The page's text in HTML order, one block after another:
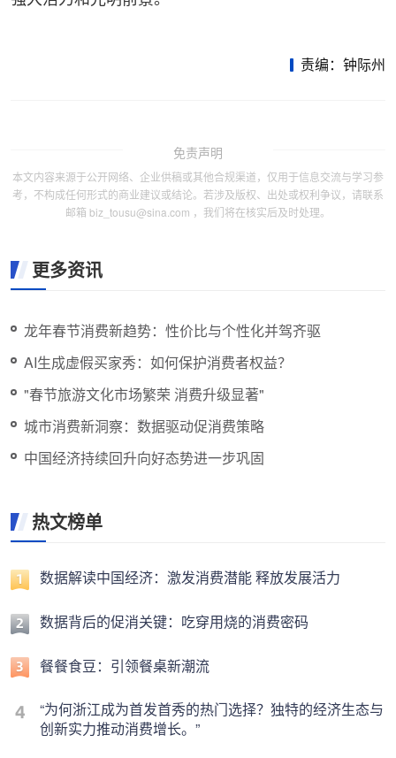
责编：钟际州
免责声明
本文内容来源于公开网络、企业供稿或其他合规渠道，仅用于信息交流与学习参
考，不构成任何形式的商业建议或结论。若涉及版权、出处或权利争议，请联系
邮箱 biz_tousu@sina.com ，我们将在核实后及时处理。
更多资讯
龙年春节消费新趋势：性价比与个性化并驾齐驱
AI生成虚假买家秀：如何保护消费者权益？
"春节旅游文化市场繁荣 消费升级显著"
城市消费新洞察：数据驱动促消费策略
中国经济持续回升向好态势进一步巩固
热文榜单
数据解读中国经济：激发消费潜能 释放发展活力
数据背后的促消关键：吃穿用烧的消费密码
餐餐食豆：引领餐桌新潮流
“为何浙江成为首发首秀的热门选择？独特的经济生态与
创新实力推动消费增长。”